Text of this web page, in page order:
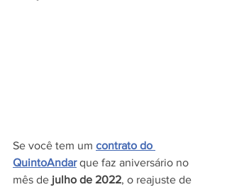
Se você tem um contrato do
QuintoAndar que faz aniversário no
mês de julho de 2022, o reajuste de